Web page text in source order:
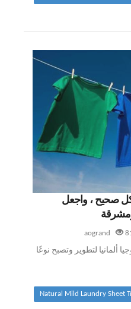
صحيح ، واجعل
ألمانيا لتطوير وتصبح نوعًا
Natural Mild Laundry Sheet